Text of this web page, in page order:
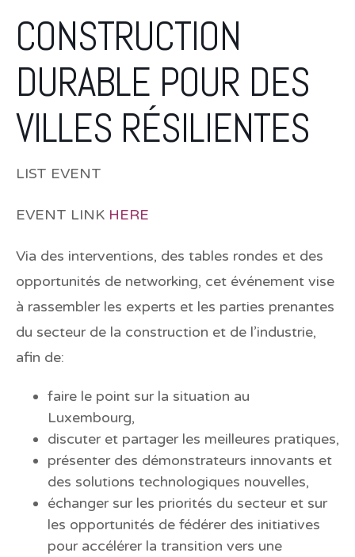
CONSTRUCTION
DURABLE POUR DES
VILLES RÉSILIENTES
LIST EVENT
EVENT LINK HERE
Via des interventions, des tables rondes et des
opportunités de networking, cet événement vise
à rassembler les experts et les parties prenantes
du secteur de la construction et de l’industrie,
afin de:
faire le point sur la situation au
Luxembourg,
discuter et partager les meilleures pratiques,
présenter des démonstrateurs innovants et
des solutions technologiques nouvelles,
échanger sur les priorités du secteur et sur
les opportunités de fédérer des initiatives
pour accélérer la transition vers une